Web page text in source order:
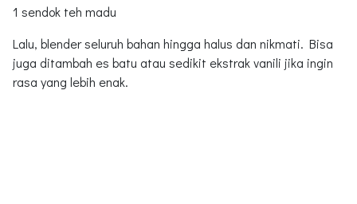
1 sendok teh madu
Lalu, blender seluruh bahan hingga halus dan nikmati. Bisa
juga ditambah es batu atau sedikit ekstrak vanili jika ingin
rasa yang lebih enak.